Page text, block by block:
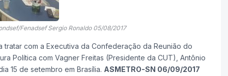
Fenadsef Sergio Ronaldo 05/08/2017
tratar com a Executiva da Confederação da Reunião do
Política com Vagner Freitas (Presidente da CUT), Antônio
15 de setembro em Brasília. ASMETRO-SN 06/09/2017